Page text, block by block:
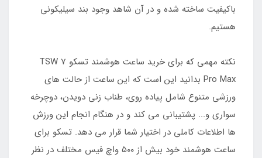
باکیفیت ساخته شده و در آن شاهد وجود بند سیلیکونی
هستیم.
نکته مهمی که برای خرید ساعت هوشمند تسکو TSW 7
Pro Max بدانید این است که این ساعت از حالت های
ورزشی متنوع شامل پیاده روی، طناب زنی دویدن، دوچرخه
سواری و... پشتیبانی می کند و در هنگام انجام این ورزش
ها اطلاعات کاملی در اختیار شما قرار می دهد. تسکو برای
ساعت هوشمند خود بیش از ۵۰۰ واچ فیس مختلف در نظر